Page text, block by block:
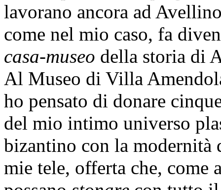
lavorano ancora ad
come nel mio caso, fa
casa-museo della storia di
Al Museo di Villa
ho pensato di donare
del mio intimo universo
bizantino con la modernità
mie tele, offerta che, come